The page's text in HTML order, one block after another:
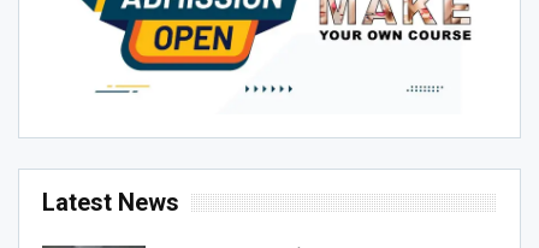
Latest News